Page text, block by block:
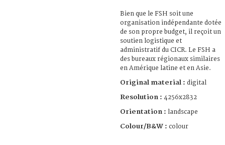
Bien que le FSH soit une
organisation indépendante dotée
de son propre budget, il reçoit un
soutien logistique et
administratif du CICR. Le FSH a
des bureaux régionaux similaires
en Amérique latine et en Asie.
Original material : digital
Resolution : 4256x2832
Orientation : landscape
Colour/B&W : colour